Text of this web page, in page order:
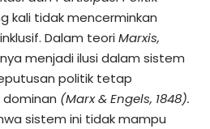
kali tidak mencerminkan
Dalam teoriMarxis,
menjadi ilusi dalam sistem
politik tetap
dominan (Marx & Engels, 1848).
sistem ini tidak mampu